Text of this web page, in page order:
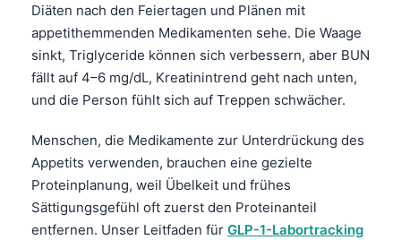
Diäten nach den Feiertagen und Plänen mit
appetithemmenden Medikamenten sehe. Die Waage
sinkt, Triglyceride können sich verbessern, aber BUN
fällt auf 4–6 mg/dL, Kreatinintrend geht nach unten,
und die Person fühlt sich auf Treppen schwächer.
Menschen, die Medikamente zur Unterdrückung des
Appetits verwenden, brauchen eine gezielte
Proteinplanung, weil Übelkeit und frühes
Sättigungsgefühl oft zuerst den Proteinanteil
entfernen. Unser Leitfaden für GLP-1-Labortracking